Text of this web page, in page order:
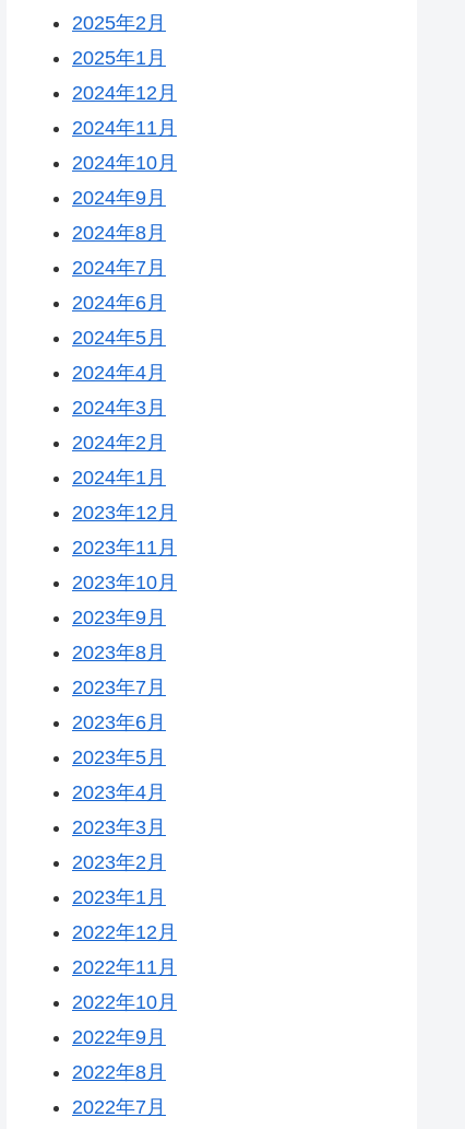
2025年2月
2025年1月
2024年12月
2024年11月
2024年10月
2024年9月
2024年8月
2024年7月
2024年6月
2024年5月
2024年4月
2024年3月
2024年2月
2024年1月
2023年12月
2023年11月
2023年10月
2023年9月
2023年8月
2023年7月
2023年6月
2023年5月
2023年4月
2023年3月
2023年2月
2023年1月
2022年12月
2022年11月
2022年10月
2022年9月
2022年8月
2022年7月